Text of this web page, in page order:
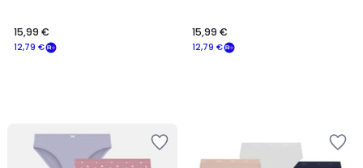
€
souscrivez
payer
12,79 €
15,99 €
12,79 €
15,99 €